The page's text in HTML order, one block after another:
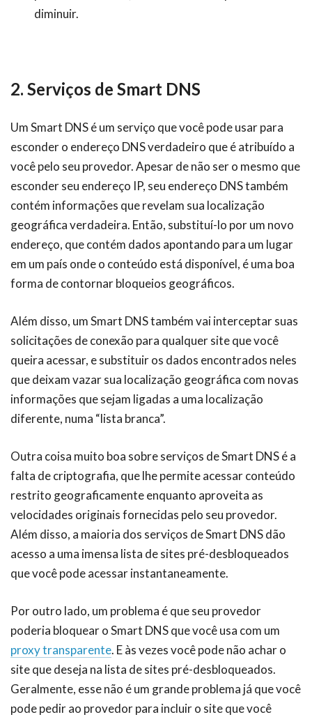
diminuir.
2. Serviços de Smart DNS
Um Smart DNS é um serviço que você pode usar para
esconder o endereço DNS verdadeiro que é atribuído a
você pelo seu provedor. Apesar de não ser o mesmo que
esconder seu endereço IP, seu endereço DNS também
contém informações que revelam sua localização
geográfica verdadeira. Então, substituí-lo por um novo
endereço, que contém dados apontando para um lugar
em um país onde o conteúdo está disponível, é uma boa
forma de contornar bloqueios geográficos.
Além disso, um Smart DNS também vai interceptar suas
solicitações de conexão para qualquer site que você
queira acessar, e substituir os dados encontrados neles
que deixam vazar sua localização geográfica com novas
informações que sejam ligadas a uma localização
diferente, numa “lista branca”.
Outra coisa muito boa sobre serviços de Smart DNS é a
falta de criptografia, que lhe permite acessar conteúdo
restrito geograficamente enquanto aproveita as
velocidades originais fornecidas pelo seu provedor.
Além disso, a maioria dos serviços de Smart DNS dão
acesso a uma imensa lista de sites pré-desbloqueados
que você pode acessar instantaneamente.
Por outro lado, um problema é que seu provedor
poderia bloquear o Smart DNS que você usa com um
proxy transparente. E às vezes você pode não achar o
site que deseja na lista de sites pré-desbloqueados.
Geralmente, esse não é um grande problema já que você
pode pedir ao provedor para incluir o site que você